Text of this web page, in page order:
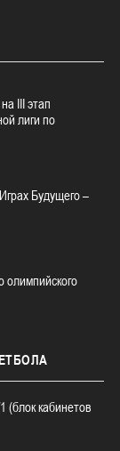
III этап
лиги по
Будущего –
олимпийского
(блок кабинетов